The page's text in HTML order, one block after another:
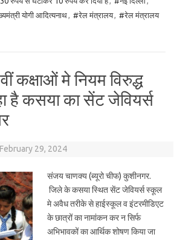
योगी आदित्यनाथ, #रेल मंत्रालय, #रेल मंत्रालय
कक्षाओं मे नियम विरुद्ध
है कसया का सेंट जेवियर्स
February 29, 2024
संजय चाणक्य (ब्यूरो चीफ) कुशीनगर.
जिले के कसया स्थित सेंट जेवियर्स स्कूल
मे अवैध तरीके से हाईस्कूल व इंटरमीडिएट
के छात्रों का नामांकन कर न सिर्फ
अभिभावकों का आर्थिक शोषण किया जा